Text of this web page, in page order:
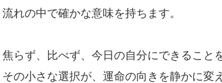
流れの中で確かな意味を持ちます。
焦らず、比べず、今日の自分にできること
その小さな選択が、運命の向きを静かに変